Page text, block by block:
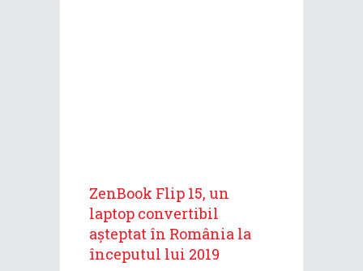
ZenBook Flip 15, un
laptop convertibil
așteptat în România la
începutul lui 2019